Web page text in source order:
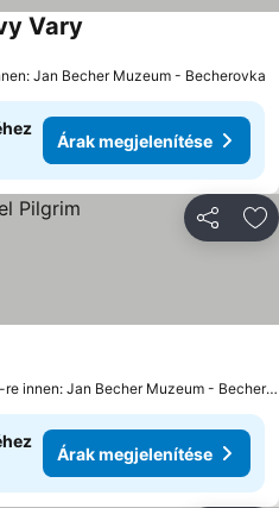
Vary
Jan Becher Muzeum - Becherovka
Árak megjelenítése
0.3 km-re innen: Jan Becher Muzeum - Becherovka
Árak megjelenítése